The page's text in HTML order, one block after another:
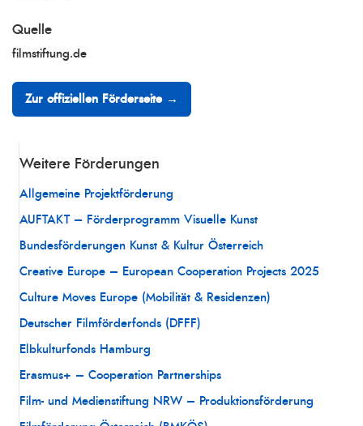
Quelle
filmstiftung.de
Zur offiziellen Förderseite →
Weitere Förderungen
Allgemeine Projektförderung
AUFTAKT – Förderprogramm Visuelle Kunst
Bundesförderungen Kunst & Kultur Österreich
Creative Europe – European Cooperation Projects 2025
Culture Moves Europe (Mobilität & Residenzen)
Deutscher Filmförderfonds (DFFF)
Elbkulturfonds Hamburg
Erasmus+ – Cooperation Partnerships
Film- und Medienstiftung NRW – Produktionsförderung